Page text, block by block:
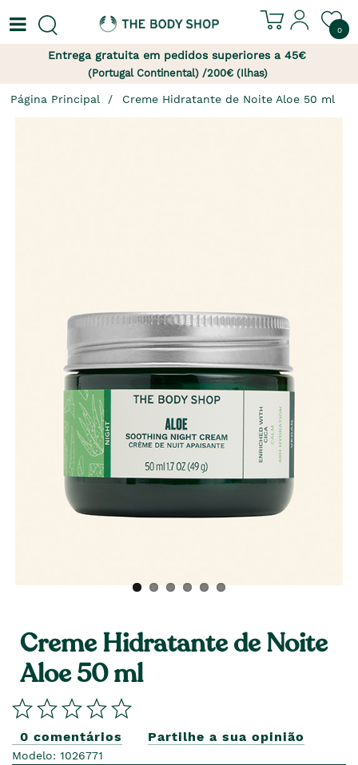
0
Entrega gratuita em pedidos superiores a 45€
(Portugal Continental) /200€ (Ilhas)
Página Principal Creme Hidratante de Noite Aloe 50 ml
Creme Hidratante de Noite
Aloe 50 ml
0 comentários Partilhe a sua opinião
Modelo: 1026771